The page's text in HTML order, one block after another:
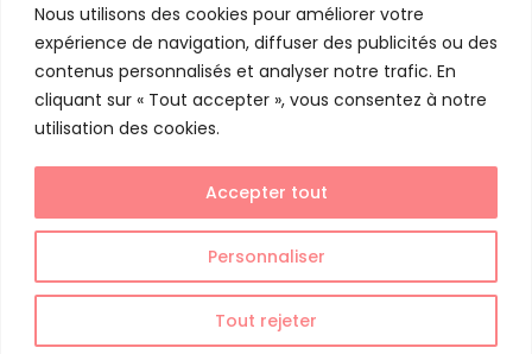
Nous utilisons des cookies pour améliorer votre
expérience de navigation, diffuser des publicités ou des
contenus personnalisés et analyser notre trafic. En
cliquant sur « Tout accepter », vous consentez à notre
utilisation des cookies.
Personnaliser
Tout rejeter
Accepter tout
514 910.8367
info@varice.ca
Clinique Dre G. Lampron - Varice et médecine
esthétique || Design webMagentamedia.ca
Politique de confidentialité